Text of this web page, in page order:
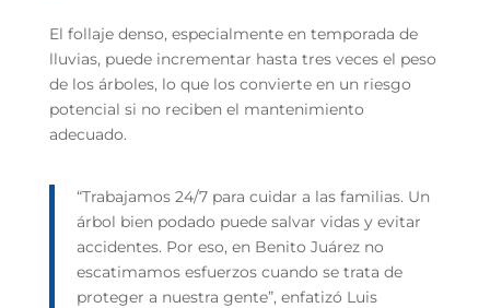
El follaje denso, especialmente en temporada de
lluvias, puede incrementar hasta tres veces el peso
de los árboles, lo que los convierte en un riesgo
potencial si no reciben el mantenimiento
adecuado.
“Trabajamos 24/7 para cuidar a las familias. Un
árbol bien podado puede salvar vidas y evitar
accidentes. Por eso, en Benito Juárez no
escatimamos esfuerzos cuando se trata de
proteger a nuestra gente”, enfatizó Luis